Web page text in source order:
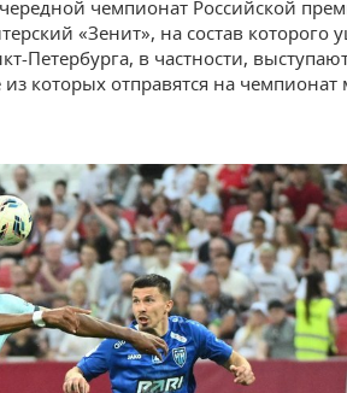
чемпионат Российской
«Зенит», на состав которого
Петербурга, в частности,
которых отправятся на чемпионат